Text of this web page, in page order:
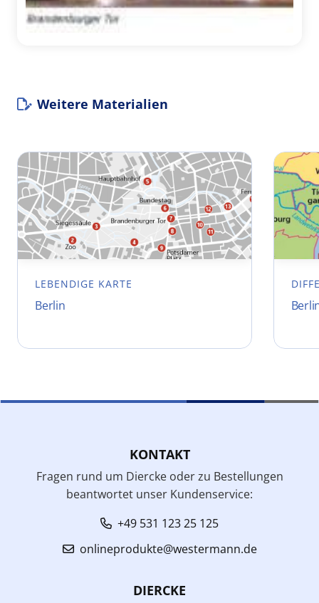
Weitere Materialien
LEBENDIGE KARTE
Berlin
KONTAKT
Fragen rund um Diercke oder zu Bestellungen
beantwortet unser Kundenservice:
+49 531 123 25 125
onlineprodukte@westermann.de
DIERCKE